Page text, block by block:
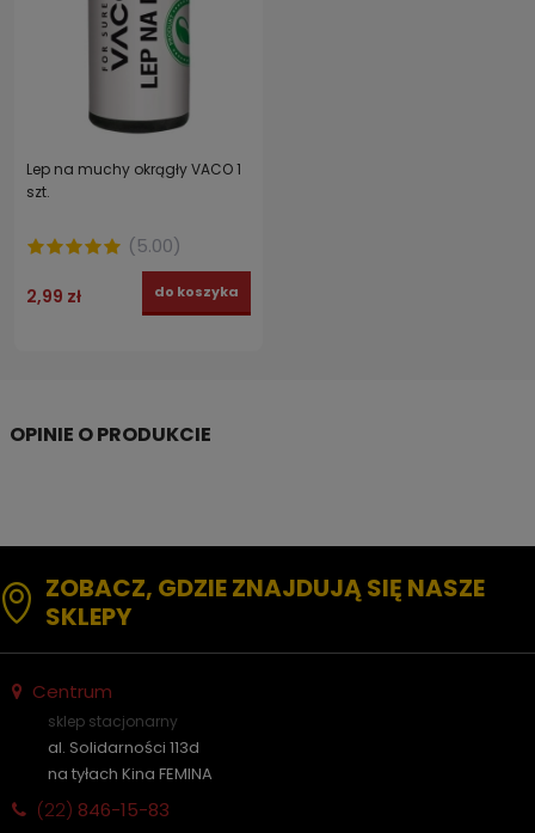
Lep na muchy okrągły VACO 1
szt.
(5.00)
2,99 zł do koszyka
ZOBACZ, GDZIE ZNAJDUJĄ SIĘ NASZE
SKLEPY
Centrum
sklep stacjonarny
al. Solidarności 113d
na tyłach Kina FEMINA
(22) 846-15-83